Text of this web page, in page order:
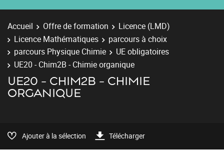
Accueil Offre de formation
Licence (LMD)
Licence Mathématiques
parcours à choix
parcours Physique Chimie
UE obligatoires
UE20 - Chim2B - Chimie organique
UE20 - CHIM2B - CHIMIE
ORGANIQUE
Ajouter à la sélection Télécharger